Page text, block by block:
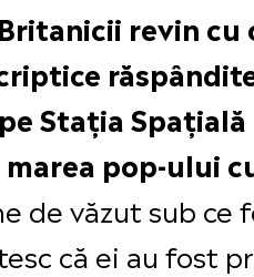
revin cu
Stația
marea pop-ului
de văzut sub ce
că ei au fost